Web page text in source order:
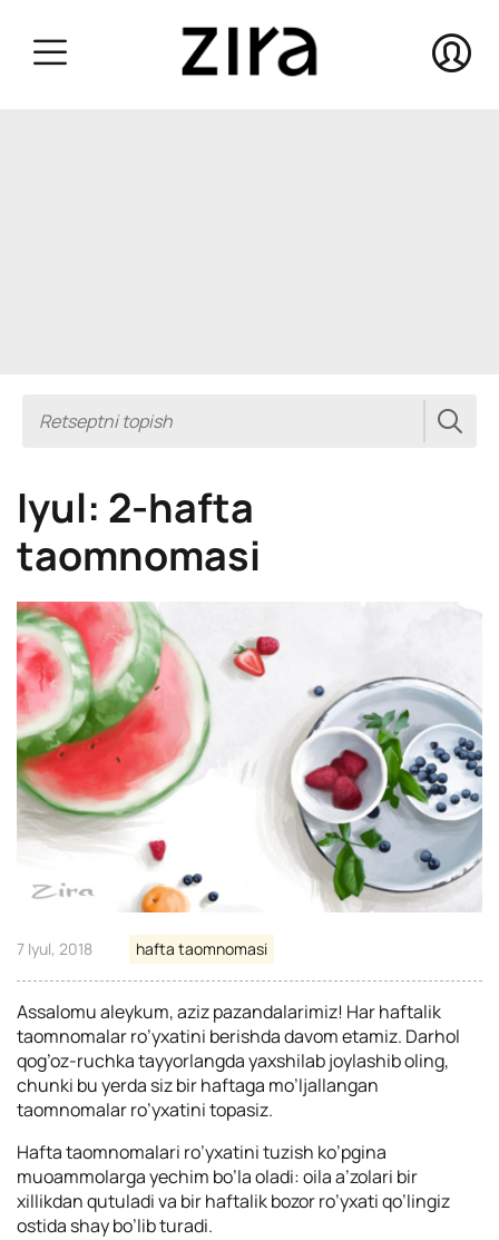
Iyul: 2-hafta
taomnomasi
7 Iyul, 2018 hafta taomnomasi
Assalomu aleykum, aziz pazandalarimiz! Har haftalik
taomnomalar ro’yxatini berishda davom etamiz. Darhol
qog’oz-ruchka tayyorlangda yaxshilab joylashib oling,
chunki bu yerda siz bir haftaga mo’ljallangan
taomnomalar ro’yxatini topasiz.
Hafta taomnomalari ro’yxatini tuzish ko’pgina
muoammolarga yechim bo’la oladi: oila a’zolari bir
xillikdan qutuladi va bir haftalik bozor ro’yxati qo’lingiz
ostida shay bo’lib turadi.